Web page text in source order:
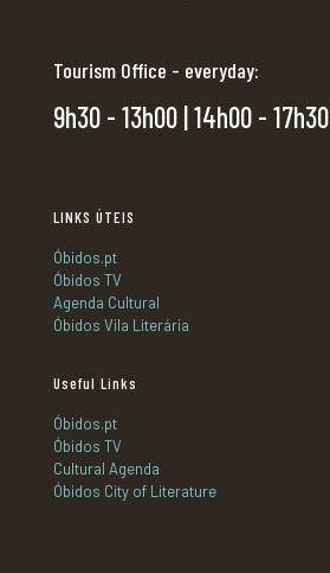
Tourism Office - everyday:
9h30 - 13h00 | 14h00 - 17h30
LINKS ÚTEIS
Óbidos.pt
Óbidos TV
Agenda Cultural
Óbidos Vila Literária
Useful Links
Óbidos.pt
Óbidos TV
Cultural Agenda
Óbidos City of Literature